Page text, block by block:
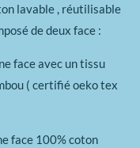
lavable , réutilisable
de deux face :
face avec un tissu
( certifié oeko tex
face 100% coton